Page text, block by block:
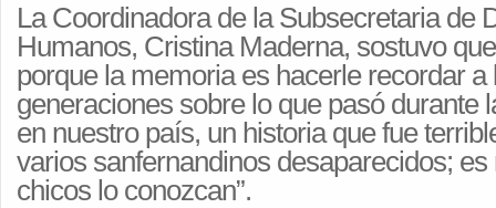
La Coordinadora de la Subsecretaria de
Humanos, Cristina Maderna, sostuvo
porque la memoria es hacerle recordar
generaciones sobre lo que pasó durante
en nuestro país, un historia que fue
varios sanfernandinos desaparecidos;
chicos lo conozcan”.